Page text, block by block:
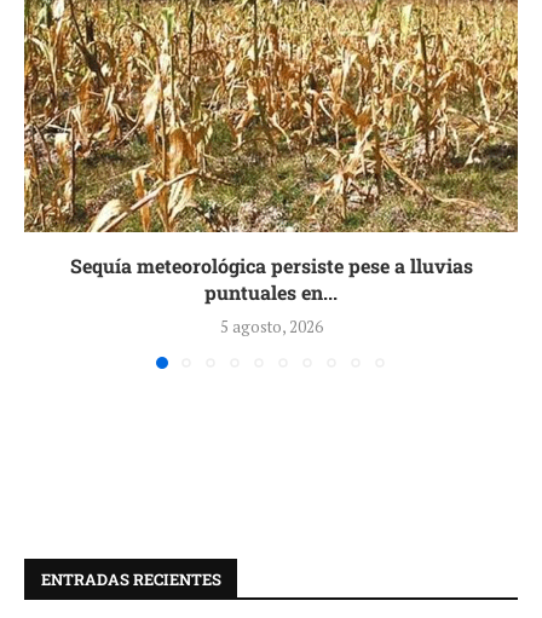
Sequía meteorológica persiste pese a lluvias
puntuales en...
5 agosto, 2026
ENTRADAS RECIENTES